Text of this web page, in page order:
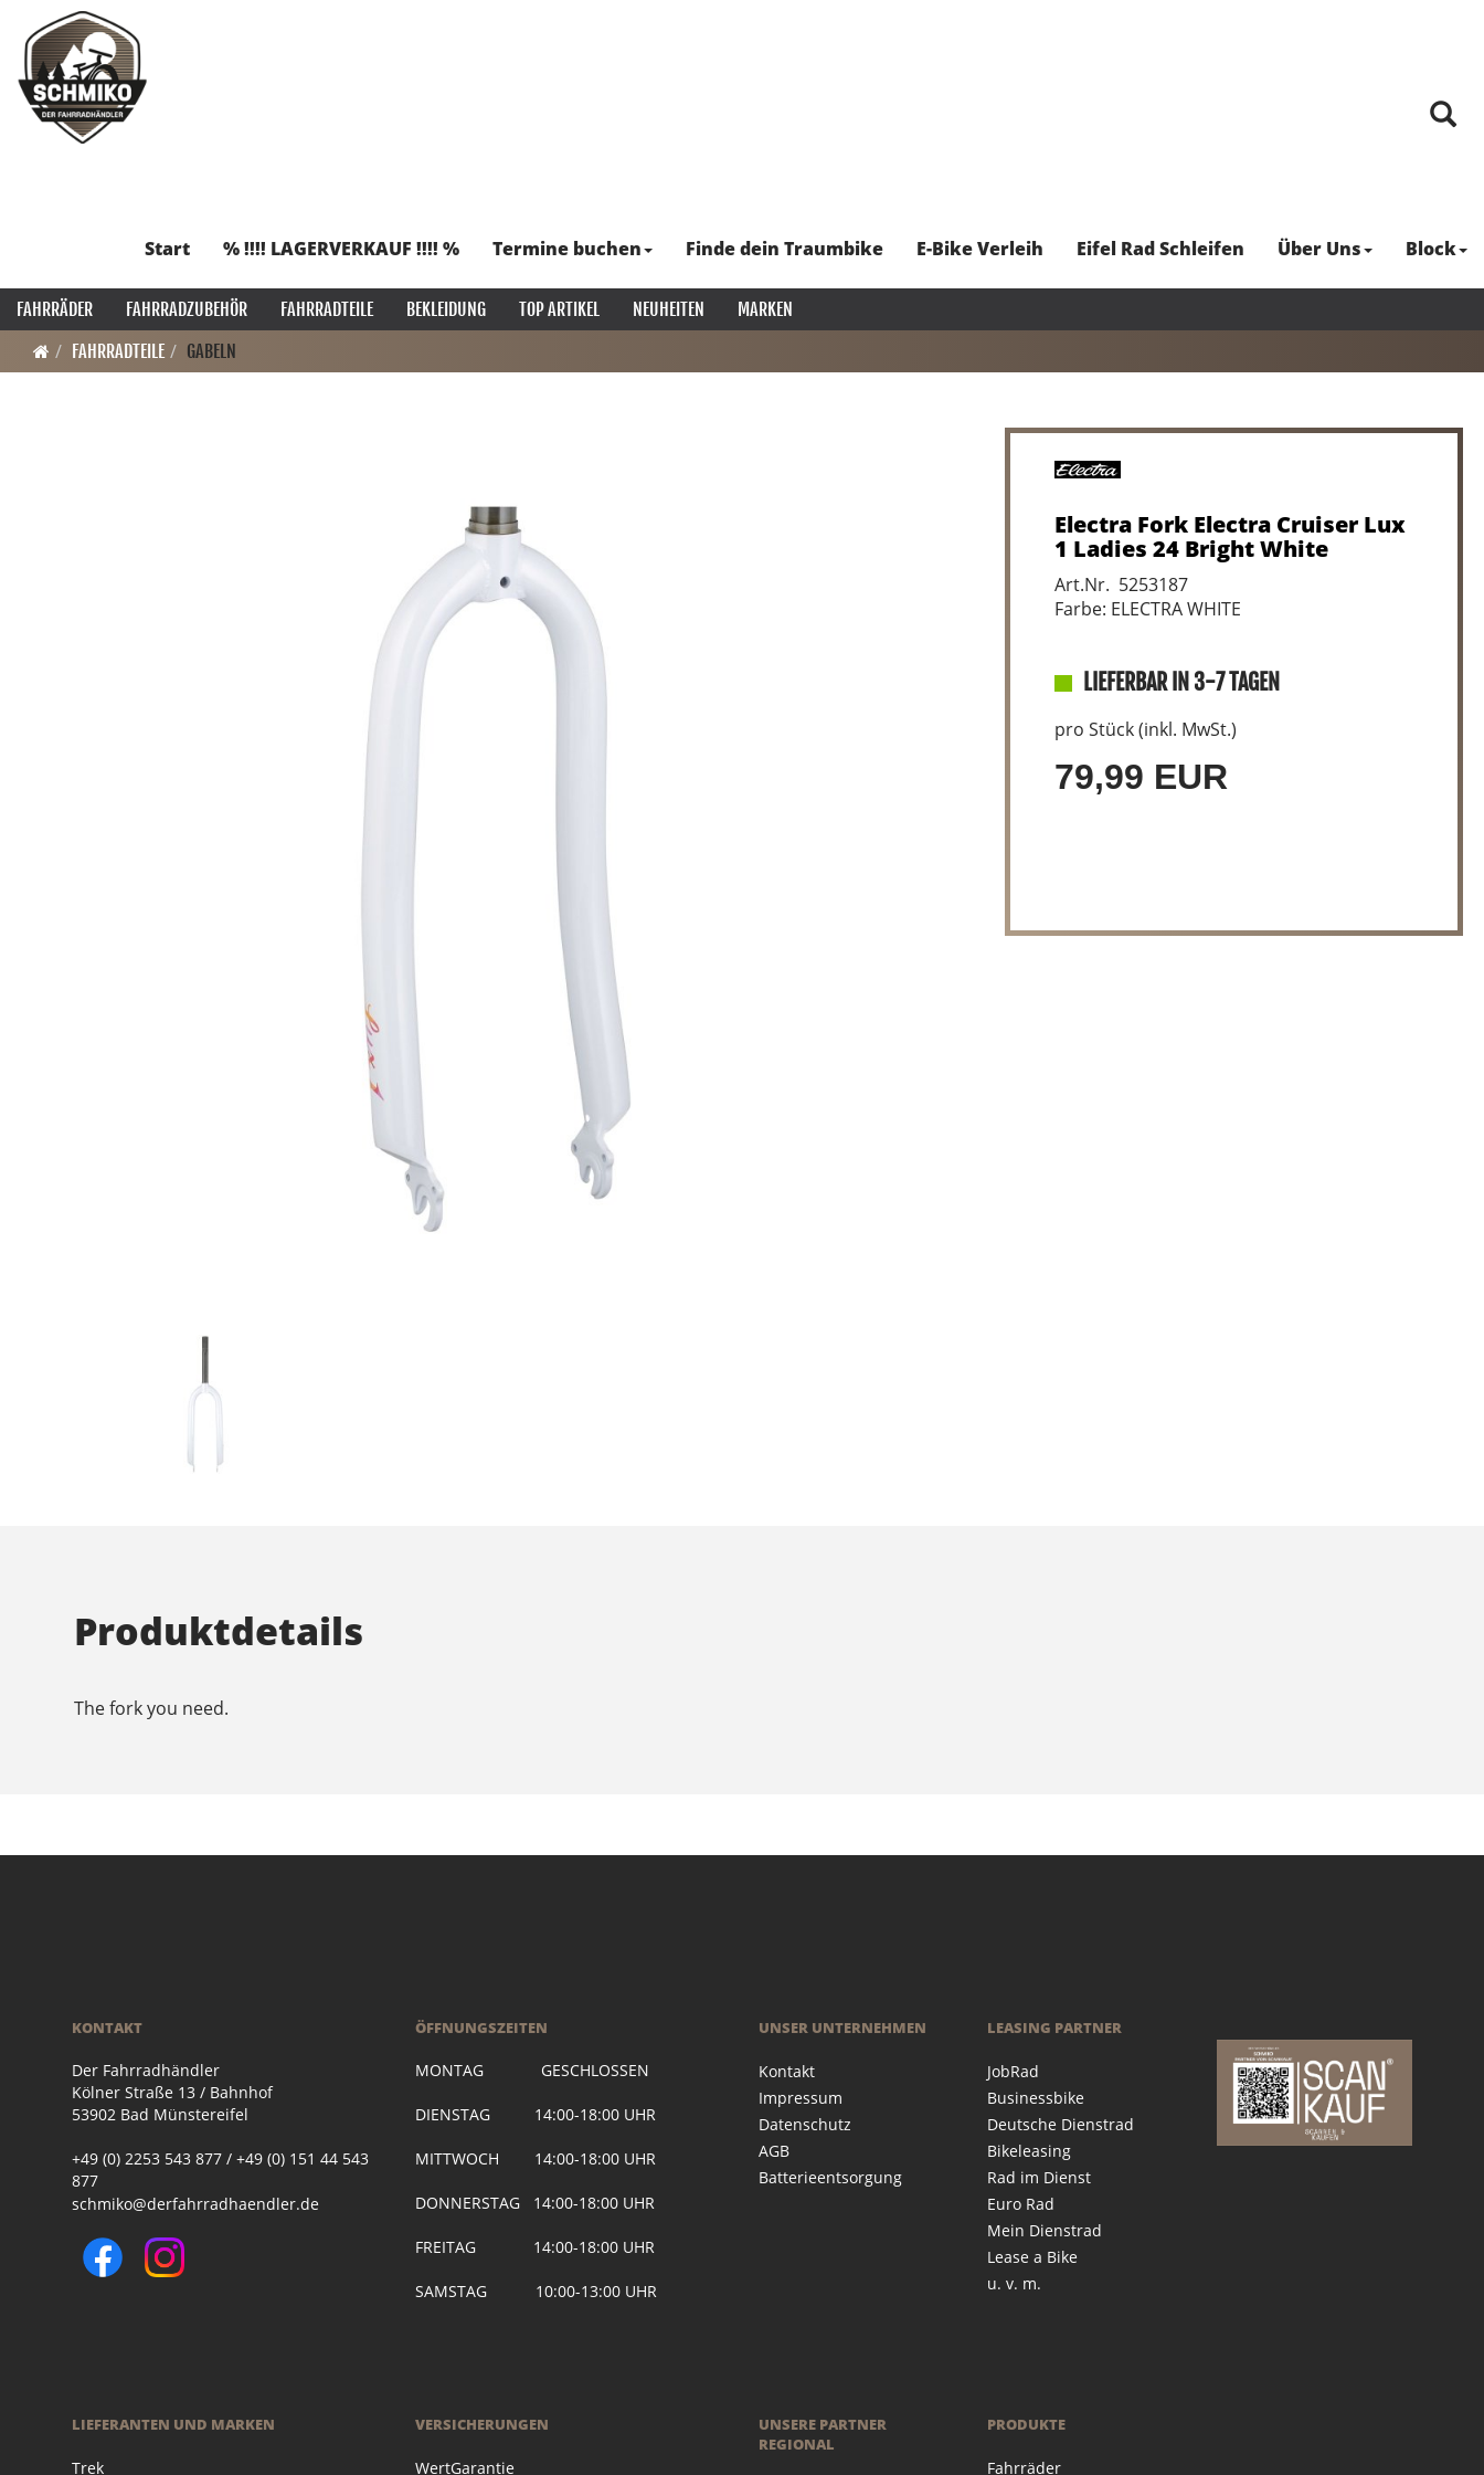
Start % !!!! LAGERVERKAUF !!!! % Termine buchen Finde dein Traumbike E-Bike Verleih Eifel Rad Schleifen Über Uns Block
FAHRRÄDER FAHRRADZUBEHÖR FAHRRADTEILE BEKLEIDUNG TOP ARTIKEL NEUHEITEN
MARKEN
FAHRRADTEILE
GABELN
Electra Fork Electra Cruiser Lux
1 Ladies 24 Bright White
Art.Nr. 5253187
Farbe: ELECTRA WHITE
LIEFERBAR IN 3-7 TAGEN
pro Stück (inkl. MwSt.)
79,99 EUR
Produktdetails
The fork you need.
KONTAKT
Der Fahrradhändler
Kölner Straße 13 / Bahnhof
53902 Bad Münstereifel
+49 (0) 2253 543 877 / +49 (0) 151 44 543
877
schmiko@derfahrradhaendler.de
ÖFFNUNGSZEITEN
MONTAG GESCHLOSSEN
DIENSTAG 14:00-18:00 UHR
MITTWOCH 14:00-18:00 UHR
DONNERSTAG 14:00-18:00 UHR
FREITAG 14:00-18:00 UHR
SAMSTAG 10:00-13:00 UHR
UNSER UNTERNEHMEN
Kontakt
Impressum
Datenschutz
AGB
Batterieentsorgung
LEASING PARTNER
JobRad
Businessbike
Deutsche Dienstrad
Bikeleasing
Rad im Dienst
Euro Rad
Mein Dienstrad
Lease a Bike
u. v. m.
LIEFERANTEN UND MARKEN
Trek
VERSICHERUNGEN
WertGarantie
UNSERE PARTNER
REGIONAL
PRODUKTE
Fahrräder